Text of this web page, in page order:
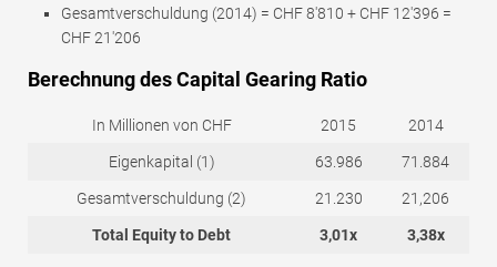
Gesamtverschuldung (2014) = CHF 8'810 + CHF 12'396 =
CHF 21'206
Berechnung des Capital Gearing Ratio
In Millionen von CHF 2015 2014
Eigenkapital (1) 63.986 71.884
Gesamtverschuldung (2) 21.230 21,206
Total Equity to Debt 3,01x 3,38x